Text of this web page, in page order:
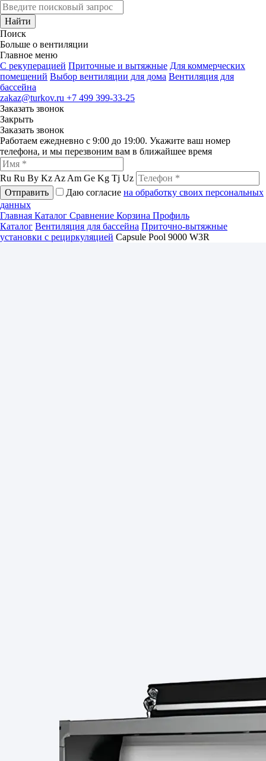
Найти
Поиск
Больше о вентиляции
Главное меню
C рекуперацией Приточные и вытяжные Для коммерческих
помещений Выбор вентиляции для дома Вентиляция для
бассейна
zakaz@turkov.ru +7 499 399-33-25
Заказать звонок
Закрыть
Заказать звонок
Работаем ежедневно с 9:00 до 19:00. Укажите ваш номер
телефона, и мы перезвоним вам в ближайшее время
Ru Ru By Kz Az Am Ge Kg Tj Uz
Отправить
Даю согласие на обработку своих персональных
данных
Главная Каталог Сравнение Корзина Профиль
Каталог Вентиляция для бассейна Приточно-вытяжные
установки с рециркуляцией Capsule Pool 9000 W3R